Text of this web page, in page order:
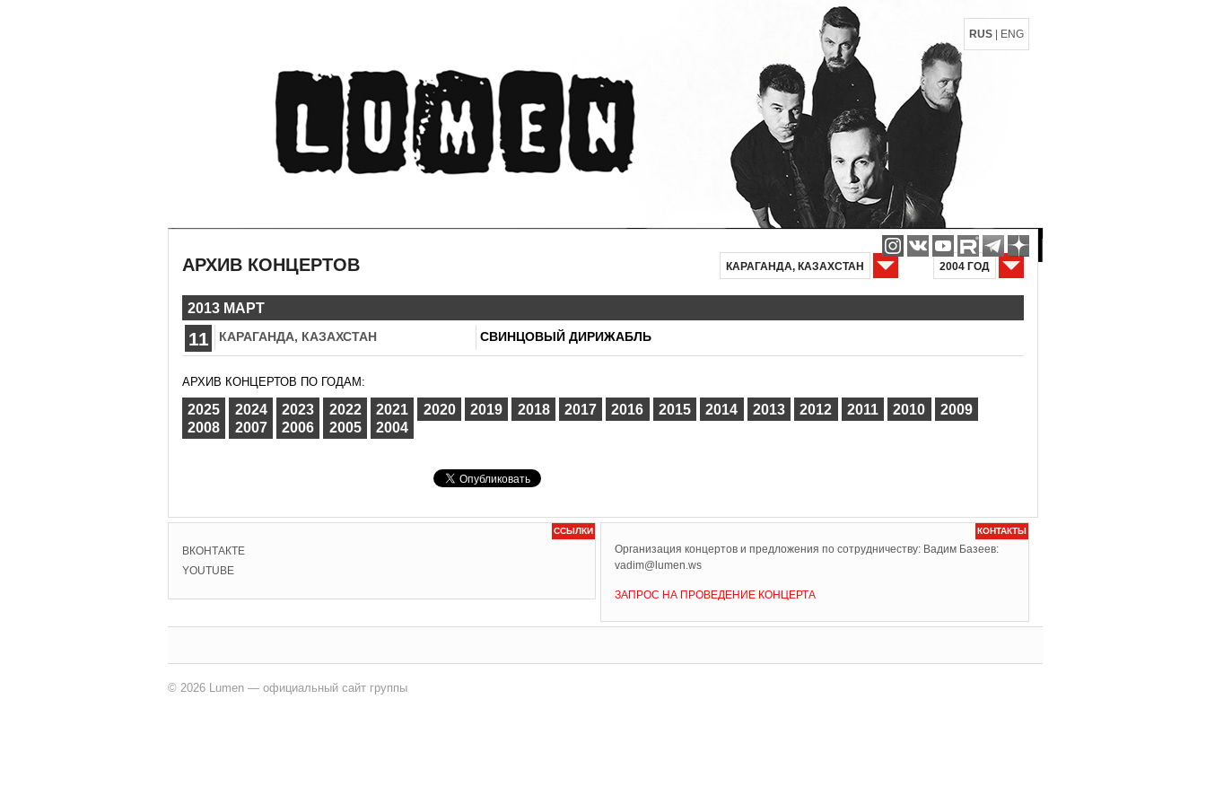
RUS ENG
АРХИВ КОНЦЕРТОВ 2004 ГОД
КАРАГАНДА, КАЗАХСТАН
2013 МАРТ
11 КАРАГАНДА, КАЗАХСТАН СВИНЦОВЫЙ ДИРИЖАБЛЬ
АРХИВ КОНЦЕРТОВ ПО ГОДАМ:
2025 2024 2023 2022 2021 2020 2019 2018 2017 2016 2015 2014 2013 2012 2011 2010
2009
2008
2007 2006 2005 2004
ССЫЛКИ
ВКОНТАКТЕ
YOUTUBE
КОНТАКТЫ
Организация концертов и предложения по сотрудничеству: Вадим Базеев:
vadim@lumen.ws
ЗАПРОС НА ПРОВЕДЕНИЕ КОНЦЕРТА
© 2026 Lumen — официальный сайт группы